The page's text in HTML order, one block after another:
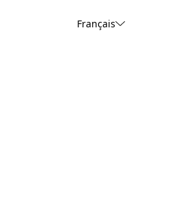
Français